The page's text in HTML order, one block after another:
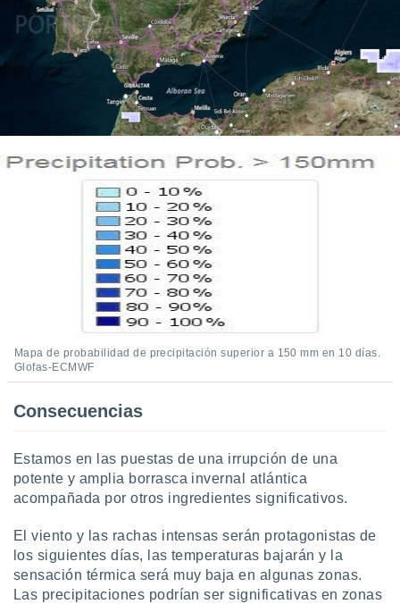
Mapa de probabilidad de precipitación superior a 150 mm en 10 días.
Glofas-ECMWF
Consecuencias
Estamos en las puestas de una irrupción de una
potente y amplia borrasca invernal atlántica
acompañada por otros ingredientes significativos.
El viento y las rachas intensas serán protagonistas de
los siguientes días, las temperaturas bajarán y la
sensación térmica será muy baja en algunas zonas.
Las precipitaciones podrían ser significativas en zonas